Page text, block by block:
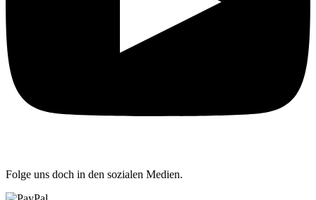
Folge uns doch in den sozialen Medien.